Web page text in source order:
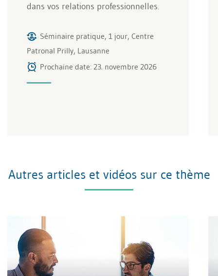
dans vos relations professionnelles.
Séminaire pratique, 1 jour, Centre
Patronal Prilly, Lausanne
Prochaine date: 23. novembre 2026
Autres articles et vidéos sur ce thème